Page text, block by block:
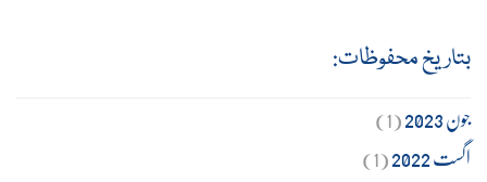
بتاریخ محفوظات:
جون 2023
(1)
اگست 2022
(1)